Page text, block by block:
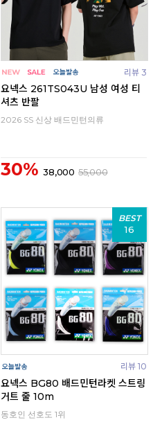
리뷰 3
요넥스 261TS043U 남성 여성 티
셔츠 반팔
2026 SS 신상 배드민턴의류
30% 38,000 55,000
BEST
16
리뷰 10
요넥스 BG80 배드민턴라켓 스트링
거트 줄 10m
동호인 선호도 1위